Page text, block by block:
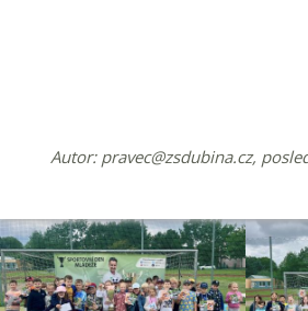
Autor: pravec@zsdubina.cz,